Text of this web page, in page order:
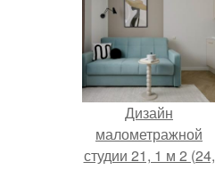
Дизайн
малометражной
студии 21, 1 м 2 (24,